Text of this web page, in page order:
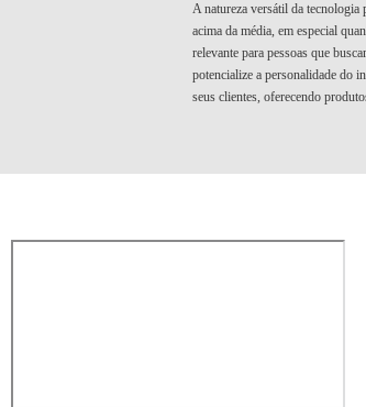
A natureza versátil da
acima da média, em especial
relevante para pessoas que
potencialize a personalidade do
seus clientes, oferecendo